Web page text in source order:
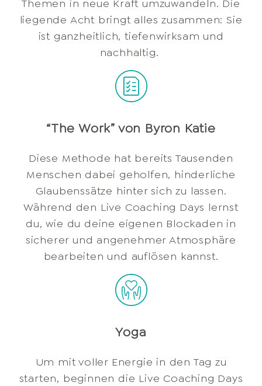
Themen in neue Kraft umzuwandeln. Die
liegende Acht bringt alles zusammen: Sie
ist ganzheitlich, tiefenwirksam und
nachhaltig.
“The Work” von Byron Katie
Diese Methode hat bereits Tausenden
Menschen dabei geholfen, hinderliche
Glaubenssätze hinter sich zu lassen.
Während den Live Coaching Days lernst
du, wie du deine eigenen Blockaden in
sicherer und angenehmer Atmosphäre
bearbeiten und auflösen kannst.
Yoga
Um mit voller Energie in den Tag zu
starten, beginnen die Live Coaching Days